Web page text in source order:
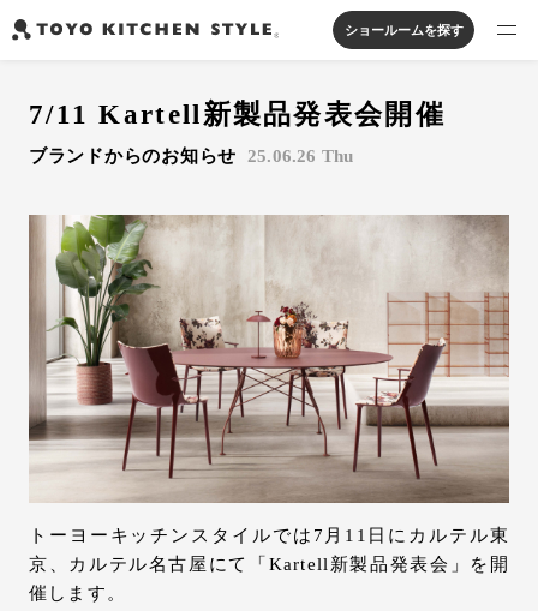
セパレートキッチン
並列型キッチン
システムキッチン
バス・洗面
私たちについて
ジャーナルを読む
オンラインストア
お知らせ
カタログを見る
よくあるご質問
お問い合わせ
サポート
ショールームを探す
7/11 Kartell新製品発表会開催
ブランドからのお知らせ 25.06.26 Thu
トーヨーキッチンスタイルでは7月11日にカルテル東
京、カルテル名古屋にて「Kartell新製品発表会」を開
催します。